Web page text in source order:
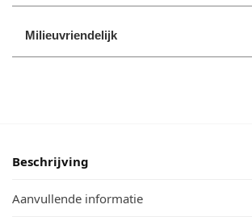
Milieuvriendelijk
Beschrijving
Aanvullende informatie